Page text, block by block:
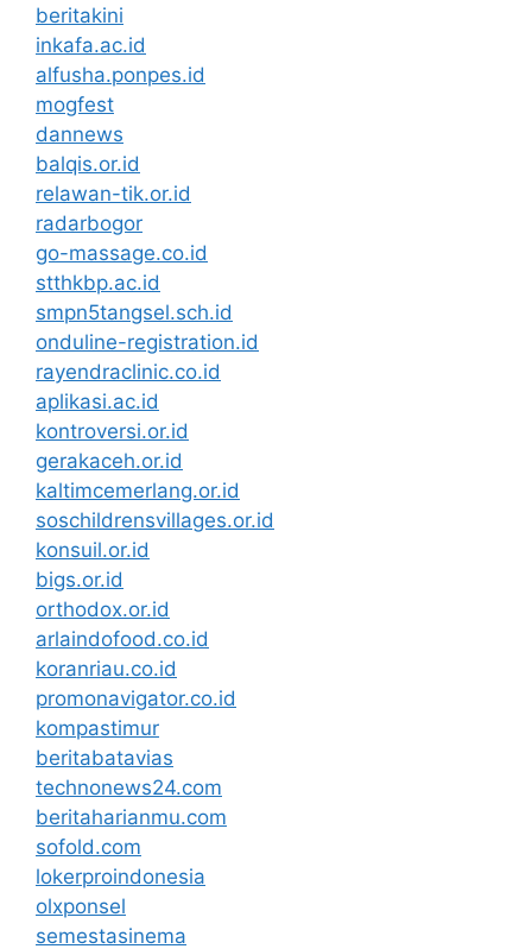
beritakini
inkafa.ac.id
alfusha.ponpes.id
mogfest
dannews
balqis.or.id
relawan-tik.or.id
radarbogor
go-massage.co.id
stthkbp.ac.id
smpn5tangsel.sch.id
onduline-registration.id
rayendraclinic.co.id
aplikasi.ac.id
kontroversi.or.id
gerakaceh.or.id
kaltimcemerlang.or.id
soschildrensvillages.or.id
konsuil.or.id
bigs.or.id
orthodox.or.id
arlaindofood.co.id
koranriau.co.id
promonavigator.co.id
kompastimur
beritabatavias
technonews24.com
beritaharianmu.com
sofold.com
lokerproindonesia
olxponsel
semestasinema